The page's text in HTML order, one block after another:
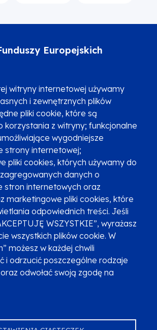
witryny internetowej używamy
i zewnętrznych plików
pliki cookie, które są
korzystania z witryny; funkcjonalne
wygodniejsze
strony internetowej;
pliki cookies, których używamy do
danych o
stron internetowych oraz
marketingowe pliki cookies, które
odpowiednich treści. Jeśli
WSZYSTKIE”, wyrażasz
wszystkich plików cookie. W
możesz w każdej chwili
i odrzucić poszczególne rodzaje
odwołać swoją zgodę na
Europejskich
niezgodności z KPP i KPON
Fundusze SMS-em
pytania
Promocja projektu
Poznaj Fundusze 2014-2020
Polityka prywatności
osobowych
Zgłoś błąd Mapa strony